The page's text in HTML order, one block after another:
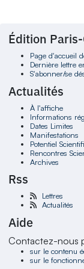
Édition
Page d'accueil
Dernière lettre
S'abonner/se
Actualités
À l'affiche
Informations
Dates Limites
Manifestations
Potentiel
Rencontres
Archives
Rss
Lettres
Actualités
Aide
Contactez-nous
sur le contenu
sur le